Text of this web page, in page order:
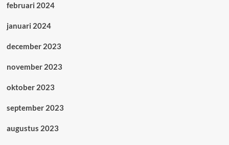
februari 2024
januari 2024
december 2023
november 2023
oktober 2023
september 2023
augustus 2023